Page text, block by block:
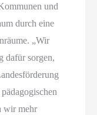
und
durch eine
„Wir
dafür sorgen,
wir mehr